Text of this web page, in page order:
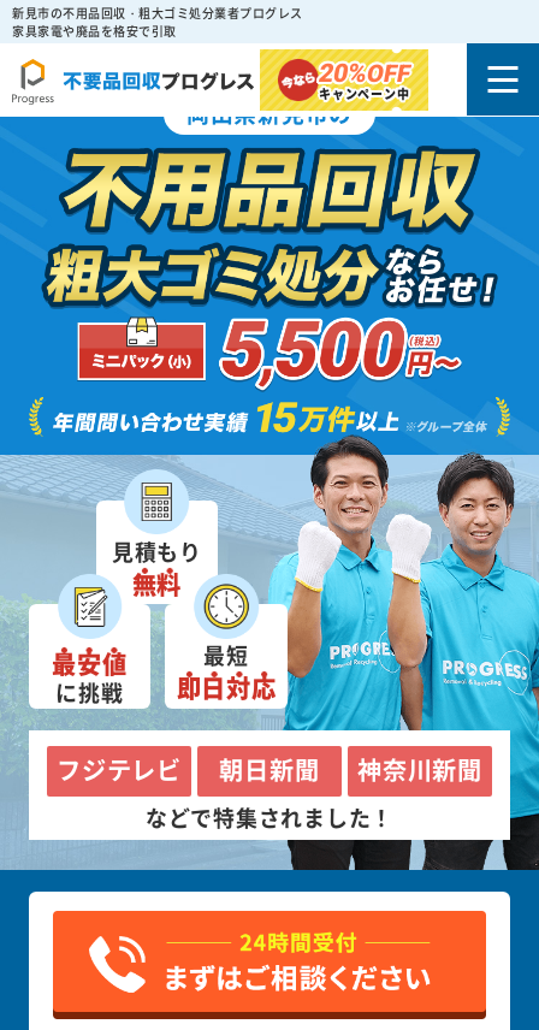
新見市の不用品回収・粗大ゴミ処分業者プログレス
家具家電や廃品を格安で引取
20%OFF
キャンペーン中
岡山県新見市の
見積もり
無料
最安値
に挑戦
最短
即日対応
フジテレビ 朝日新聞 神奈川新聞
などで特集されました！